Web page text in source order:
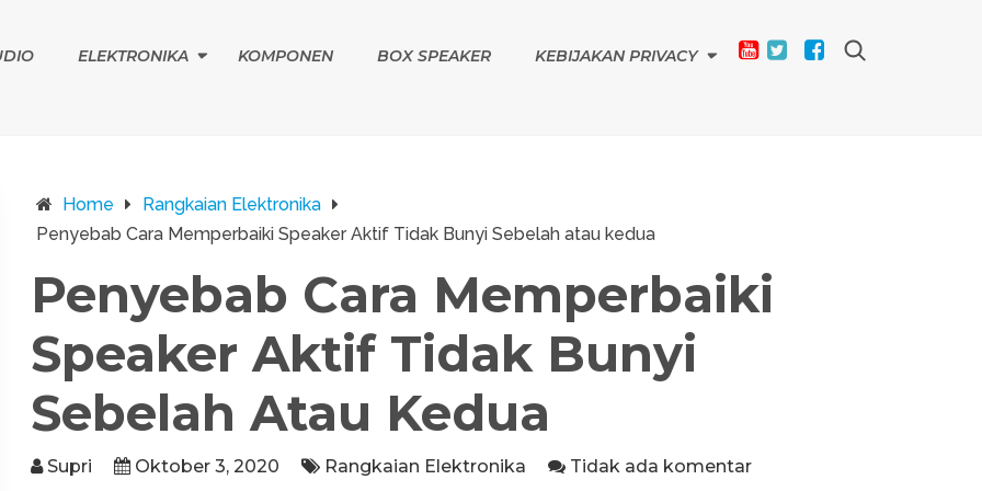
ELEKTRONIKA KOMPONEN BOX SPEAKER KEBIJAKAN PRIVACY
Home
Rangkaian Elektronika
Penyebab Cara Memperbaiki Speaker Aktif Tidak Bunyi Sebelah atau kedua
Penyebab Cara Memperbaiki
Speaker Aktif Tidak Bunyi
Sebelah Atau Kedua
Supri Oktober 3, 2020 Rangkaian Elektronika Tidak ada komentar